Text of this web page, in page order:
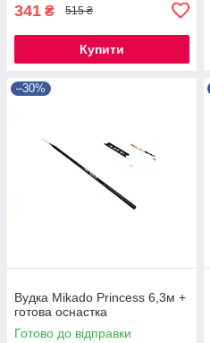
341 ₴ 515 ₴
Купити
–30%
Вудка Mikado Princess 6,3м +
готова оснастка
Готово до відправки